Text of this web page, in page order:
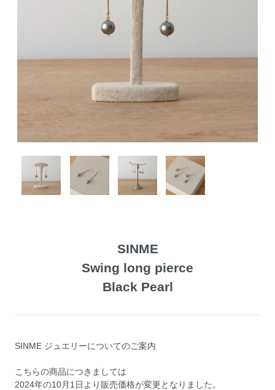
SINME
Swing long pierce
Black Pearl
SINME ジュエリーについてのご案内
こちらの商品につきましては
2024年の10月1日より販売価格が変更となりました。